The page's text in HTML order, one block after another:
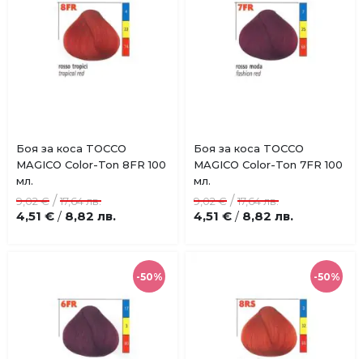
Добави
в
Купи
Боя за коса TOCCO
MAGICO Color-Ton 8FR 100
мл.
4,51 € / 8,82 лв.
9,02 € /17,64 лв.
Добави
в
Купи
Боя за коса TOCCO
MAGICO Color-Ton 7FR 100
мл.
4,51 € / 8,82 лв.
9,02 € /17,64 лв.
-50% -50%